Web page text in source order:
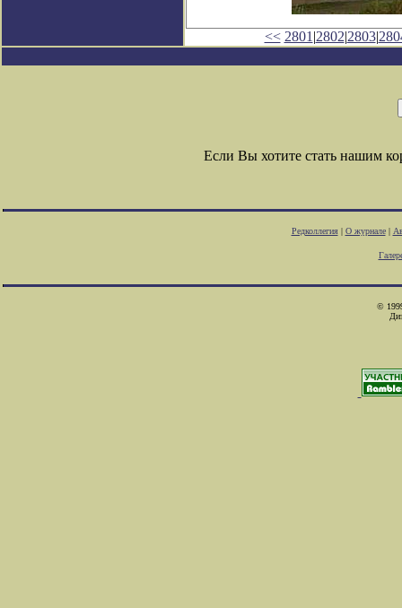
<< 2801 |2802|2803|
Если Вы хотите стать нашим
Редколлегия| О журнале|
©